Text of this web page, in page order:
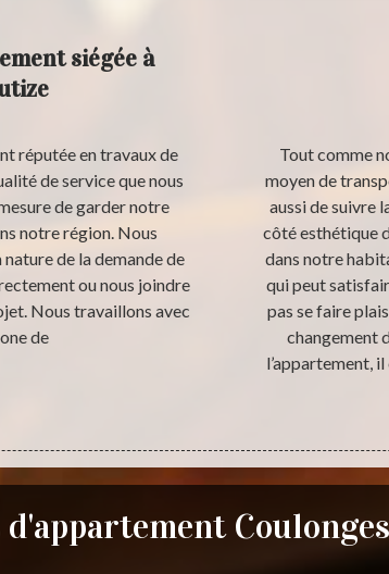
siégée à
réputée en travaux de
de service que nous
de garder notre
notre région. Nous
de la demande de
ou nous joindre
Nous travaillons avec
de
Tout comme
moyen de
aussi de suivre
côté esthétique
dans notre
qui peut
pas se faire
changement
l’appartement,